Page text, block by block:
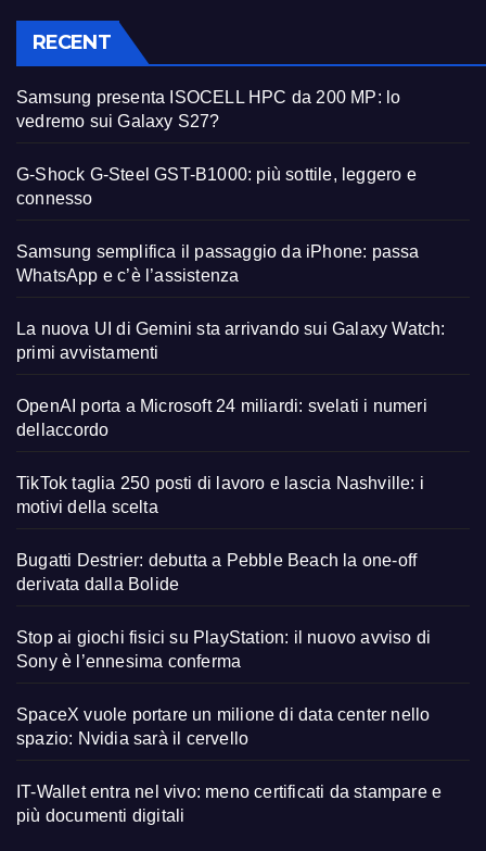
RECENT
Samsung presenta ISOCELL HPC da 200 MP: lo
vedremo sui Galaxy S27?
G-Shock G-Steel GST-B1000: più sottile, leggero e
connesso
Samsung semplifica il passaggio da iPhone: passa
WhatsApp e c’è l’assistenza
La nuova UI di Gemini sta arrivando sui Galaxy Watch:
primi avvistamenti
OpenAI porta a Microsoft 24 miliardi: svelati i numeri
dellaccordo
TikTok taglia 250 posti di lavoro e lascia Nashville: i
motivi della scelta
Bugatti Destrier: debutta a Pebble Beach la one-off
derivata dalla Bolide
Stop ai giochi fisici su PlayStation: il nuovo avviso di
Sony è l’ennesima conferma
SpaceX vuole portare un milione di data center nello
spazio: Nvidia sarà il cervello
IT-Wallet entra nel vivo: meno certificati da stampare e
più documenti digitali